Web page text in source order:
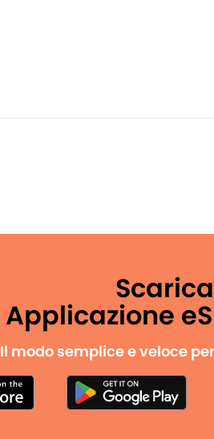
Applicazione
Il modo semplice e veloce